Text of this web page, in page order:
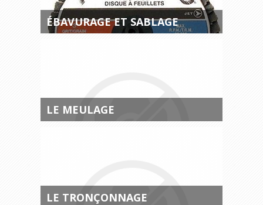
ÉBAVURAGE ET SABLAGE
LE MEULAGE
LE TRONÇONNAGE